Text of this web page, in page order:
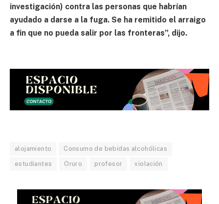
investigación) contra las personas que habrían
ayudado a darse a la fuga. Se ha remitido el arraigo
a fin que no pueda salir por las fronteras”, dijo.
alojamiento Consumo de bebidas alcohólicas
estudiantes Oruro profesor violación